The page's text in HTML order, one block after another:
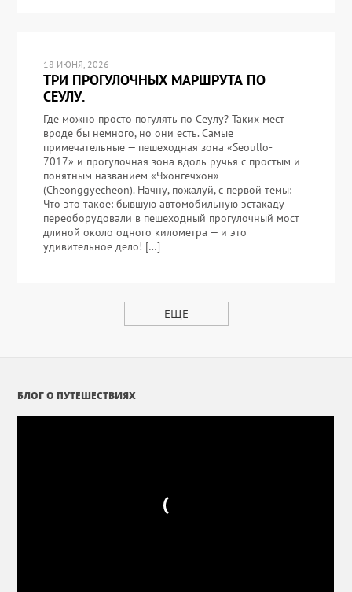
18 ИЮНЯ, 2026
ТРИ ПРОГУЛОЧНЫХ МАРШРУТА ПО
СЕУЛУ.
Где можно просто погулять по Сеулу? Таких мест
вроде бы немного, но они есть. Самые
примечательные — пешеходная зона «Seoullo-
7017» и прогулочная зона вдоль ручья с простым и
понятным названием «Чхонгечхон»
(Cheonggyecheon). Начну, пожалуй, с первой темы:
Что это такое: бывшую автомобильную эстакаду
переоборудовали в пешеходный прогулочный мост
длиной около одного километра — и это
удивительное дело! […]
ЕЩЕ
БЛОГ О ПУТЕШЕСТВИЯХ